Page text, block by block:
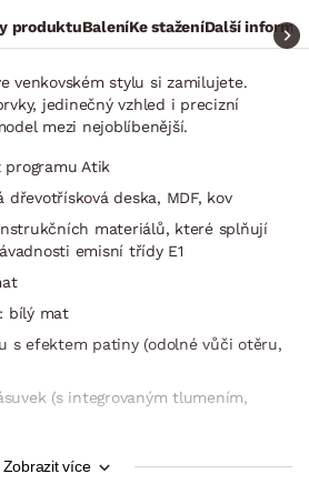
produktuBaleníKe staženíDalší
venkovském stylu si zamilujete.
jedinečný vzhled i precizní
mezi nejoblíbenější.
programu Atik
dřevotřísková deska, MDF, kov
materiálů, které splňují
emisní třídy E1
bílý mat
s efektem patiny (odolné vůči otěru,
(s integrovaným tlumením,
Zobrazit více